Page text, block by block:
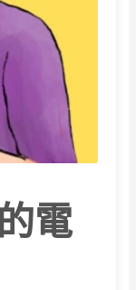
電